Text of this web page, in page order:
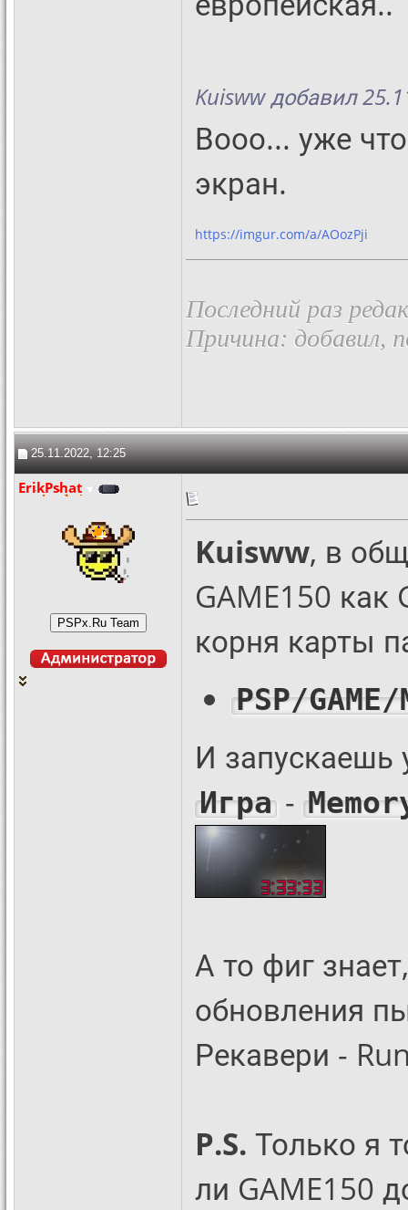
Kuisww добавил
Вооо... уже
экран.
https://imgur.com/a/AOozPji
Последний раз
Причина: добавил,
25.11.2022, 12:25
ErikPshat
Kuisww, в
GAME150 как
корня карты
PSP/
И запускаешь
Игра -
А то фиг
обновления
Рекавери -
P.S. Только я
ли GAME150